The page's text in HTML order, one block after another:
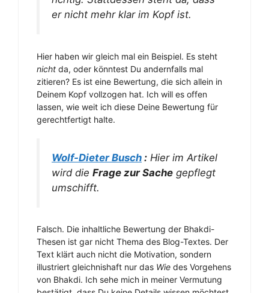
er nicht mehr klar im Kopf ist.
Hier haben wir gleich mal ein Beispiel. Es steht
nicht da, oder könntest Du andernfalls mal
zitieren? Es ist eine Bewertung, die sich allein in
Deinem Kopf vollzogen hat. Ich will es offen
lassen, wie weit ich diese Deine Bewertung für
gerechtfertigt halte.
Wolf-Dieter Busch : Hier im Artikel
wird die Frage zur Sache gepflegt
umschifft.
Falsch. Die inhaltliche Bewertung der Bhakdi-
Thesen ist gar nicht Thema des Blog-Textes. Der
Text klärt auch nicht die Motivation, sondern
illustriert gleichnishaft nur das Wie des Vorgehens
von Bhakdi. Ich sehe mich in meiner Vermutung